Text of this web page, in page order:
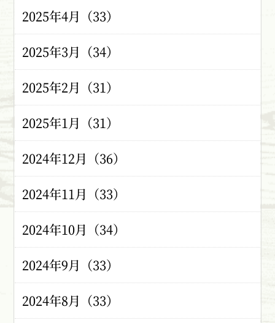
2025年4月（33）
2025年3月（34）
2025年2月（31）
2025年1月（31）
2024年12月（36）
2024年11月（33）
2024年10月（34）
2024年9月（33）
2024年8月（33）